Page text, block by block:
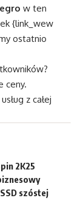
w ten
{link_wew
ostatnio
ceny.
z całej
2K25
szóstej